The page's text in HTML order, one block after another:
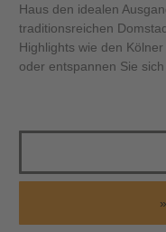
Haus den idealen
traditionsreichen
Highlights wie den
oder entspannen Sie